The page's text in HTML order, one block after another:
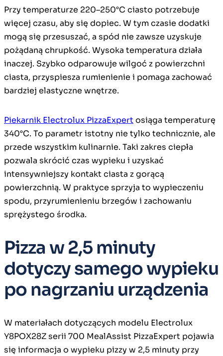
Przy temperaturze 220–250°C ciasto potrzebuje
więcej czasu, aby się dopiec. W tym czasie dodatki
mogą się przesuszać, a spód nie zawsze uzyskuje
pożądaną chrupkość. Wysoka temperatura działa
inaczej. Szybko odparowuje wilgoć z powierzchni
ciasta, przyspiesza rumienienie i pomaga zachować
bardziej elastyczne wnętrze.
Piekarnik Electrolux PizzaExpertosiąga temperaturę
340°C. To parametr istotny nie tylko technicznie, ale
przede wszystkim kulinarnie. Taki zakres ciepła
pozwala skrócić czas wypieku i uzyskać
intensywniejszy kontakt ciasta z gorącą
powierzchnią. W praktyce sprzyja to wypieczeniu
spodu, przyrumienieniu brzegów i zachowaniu
sprężystego środka.
Pizza w 2,5 minuty
dotyczy samego wypieku
po nagrzaniu urządzenia
W materiałach dotyczących modelu Electrolux
Y8POX28Z serii 700 MealAssist PizzaExpert pojawia
się informacja o wypieku pizzy w 2,5 minuty przy